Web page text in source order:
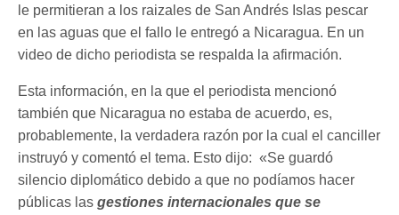
le permitieran a los raizales de San Andrés Islas pescar
en las aguas que el fallo le entregó a Nicaragua. En un
video de dicho periodista se respalda la afirmación.
Esta información, en la que el periodista mencionó
también que Nicaragua no estaba de acuerdo, es,
probablemente, la verdadera razón por la cual el canciller
instruyó y comentó el tema. Esto dijo: «Se guardó
silencio diplomático debido a que no podíamos hacer
públicas lasgestiones internacionales que se